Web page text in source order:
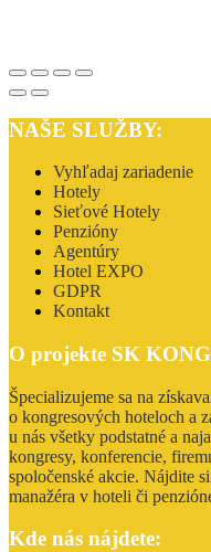
NAŠE SLUŽBY:
Vyhľadaj zariadenie
Hotely
Sieťové Hotely
Penzióny
Agentúry
Hotel EXPO
GDPR
Kontakt
O projekte SK
Špecializujeme sa na
o kongresových hoteloch a
u nás všetky podstatné a
kongresy, konferencie,
spoločenské akcie. Nájdite
manažéra v hoteli či
Kde nás nájdete: